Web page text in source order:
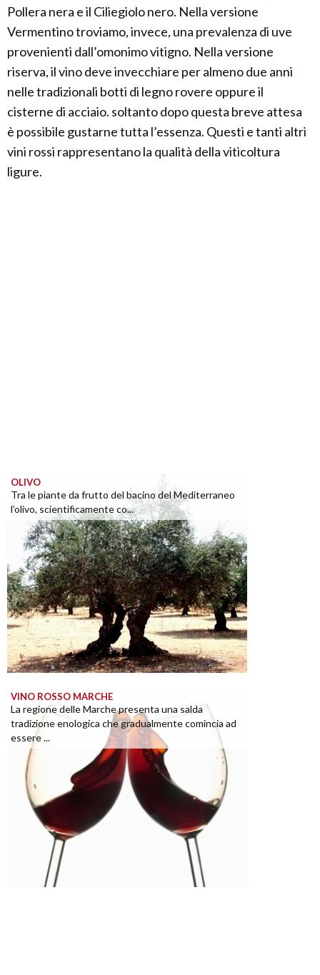
Pollera nera e il Ciliegiolo nero. Nella versione
Vermentino troviamo, invece, una prevalenza di uve
provenienti dall’omonimo vitigno. Nella versione
riserva, il vino deve invecchiare per almeno due anni
nelle tradizionali botti di legno rovere oppure il
cisterne di acciaio. soltanto dopo questa breve attesa
è possibile gustarne tutta l’essenza. Questi e tanti altri
vini rossi rappresentano la qualità della viticoltura
ligure.
OLIVO
Tra le piante da frutto del bacino del Mediterraneo
l’olivo, scientificamente co...
VINO ROSSO MARCHE
La regione delle Marche presenta una salda
tradizione enologica che gradualmente comincia ad
essere ...